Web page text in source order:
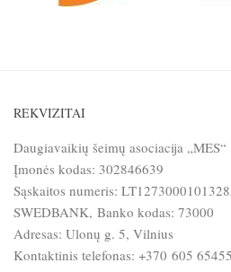
REKVIZITAI
Daugiavaikių šeimų asociacija „MES“
Įmonės kodas: 302846639
Sąskaitos numeris:
SWEDBANK, Banko kodas: 73000
Adresas: Ulonų g. 5, Vilnius
Kontaktinis telefonas: +370 605 65455